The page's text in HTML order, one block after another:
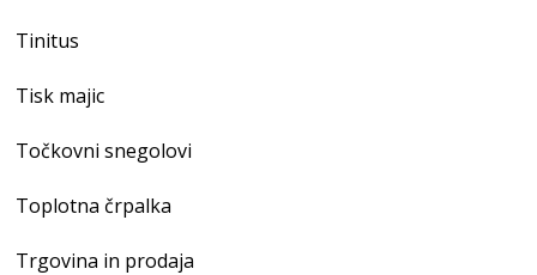
Tinitus
Tisk majic
Točkovni snegolovi
Toplotna črpalka
Trgovina in prodaja